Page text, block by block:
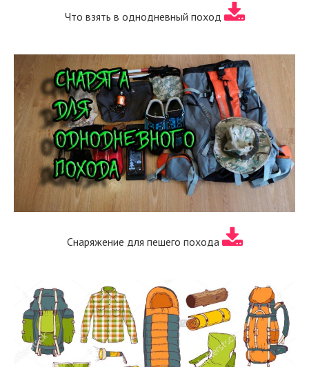
Что взять в однодневный поход
Снаряжение для пешего похода